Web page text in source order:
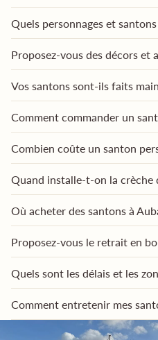
Quels personnages et
Proposez-vous des décors et
Vos santons sont-ils faits
Comment commander un
Combien coûte un santon
Quand installe-t-on la crèche
Où acheter des santons à
Proposez-vous le retrait en
Quels sont les délais et les
Comment entretenir mes